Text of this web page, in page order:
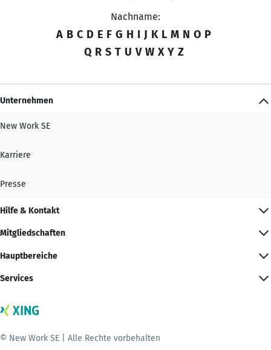
Nachname:
A B C D E F G H I J K L M N O P
Q R S T U V W X Y Z
Unternehmen
New Work SE
Karriere
Presse
Hilfe & Kontakt
Mitgliedschaften
Hauptbereiche
Services
© New Work SE | Alle Rechte vorbehalten